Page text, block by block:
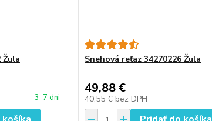
Žula
3-7 dni
Snehová reťaz 34270226 Žula
49,88 €
40,55 € bez DPH